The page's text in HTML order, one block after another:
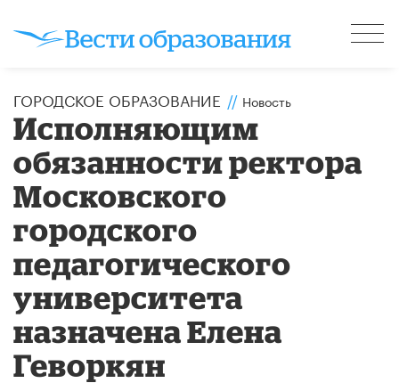
ГОРОДСКОЕ ОБРАЗОВАНИЕ // Новость
Исполняющим
обязанности ректора
Московского
городского
педагогического
университета
назначена Елена
Геворкян